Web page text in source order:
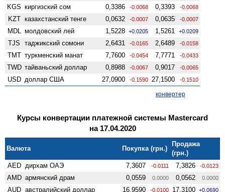
KGS киргизский сом 0,3386 -0.0068 0,3393 -0.0068
KZT казахстанский тенге 0,0632 -0.0007 0,0635 -0.0007
MDL молдовский лей 1,5228 +0.0205 1,5261 +0.0209
TJS таджикский сомони 2,6431 -0.0165 2,6489 -0.0158
TMT туркменский манат 7,7600 -0.0454 7,7771 -0.0433
TWD тайваньский доллар 0,8988 -0.0067 0,9017 -0.0065
USD доллар США 27,0900 -0.1590 27,1500 -0.1510
конвертер
Курсы конвертации платежной системы Mastercard
на 17.04.2020
Валюта Покупка (грн.)
Продажа
(грн.)
AED дирхам ОАЭ 7,3607 -0.0111 7,3826 -0.0123
AMD армянский драм 0,0559 0.0000 0,0562 0.0000
AUD австралийский доллар 16,9590 -0.0100 17,3100 +0.0690